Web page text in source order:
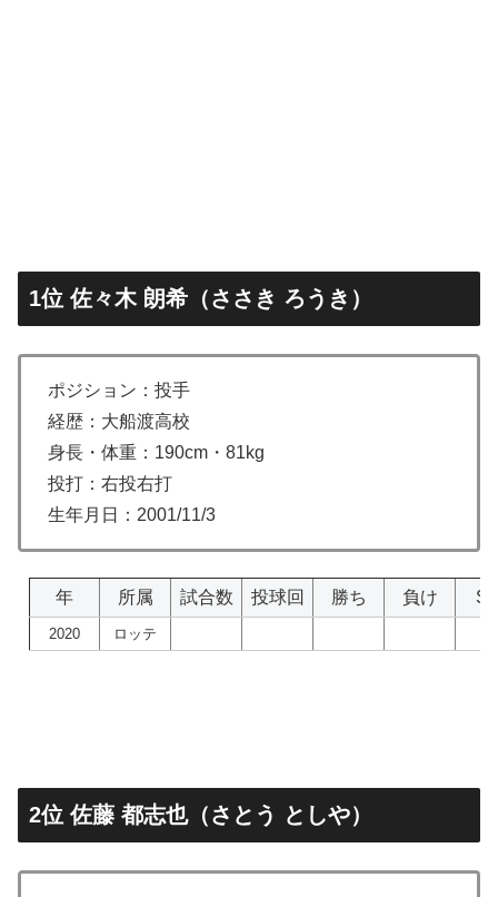
1位 佐々木 朗希（ささき ろうき）
ポジション：投手
経歴：大船渡高校
身長・体重：190cm・81kg
投打：右投右打
生年月日：2001/11/3
年 所属 試合数 投球回 勝ち 負け S
2020 ロッテ
2位 佐藤 都志也（さとう としや）